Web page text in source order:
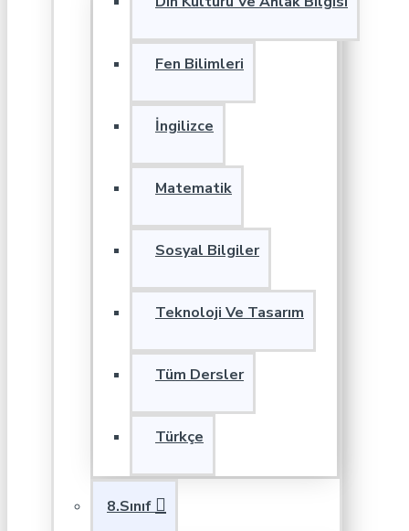
Fen Bilimleri
İngilizce
Matematik
Sosyal Bilgiler
Teknoloji Ve Tasarım
Tüm Dersler
Türkçe
8.Sınıf